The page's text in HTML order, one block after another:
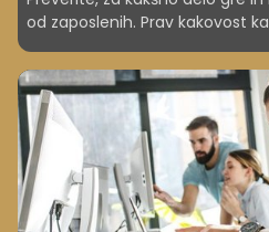
od zaposlenih. Prav kakovost